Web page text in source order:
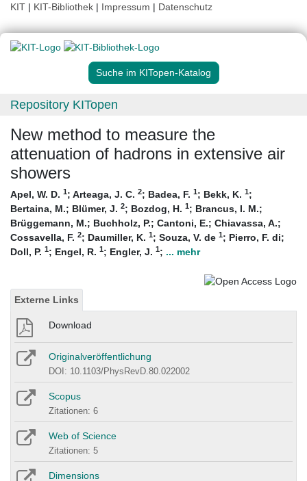
KIT | KIT-Bibliothek | Impressum | Datenschutz
Suche im KITopen-Katalog
Repository KITopen
New method to measure the
attenuation of hadrons in extensive air
showers
Apel, W. D. 1; Arteaga, J. C. 2; Badea, F. 1; Bekk, K. 1;
Bertaina, M.; Blümer, J. 2; Bozdog, H. 1; Brancus, I. M.;
Brüggemann, M.; Buchholz, P.; Cantoni, E.; Chiavassa, A.;
Cossavella, F. 2; Daumiller, K. 1; Souza, V. de 1; Pierro, F. di;
Doll, P. 1; Engel, R. 1; Engler, J. 1; ... mehr
Externe Links
Download
Originalveröffentlichung
DOI: 10.1103/PhysRevD.80.022002
Scopus
Zitationen: 6
Web of Science
Zitationen: 5
Dimensions